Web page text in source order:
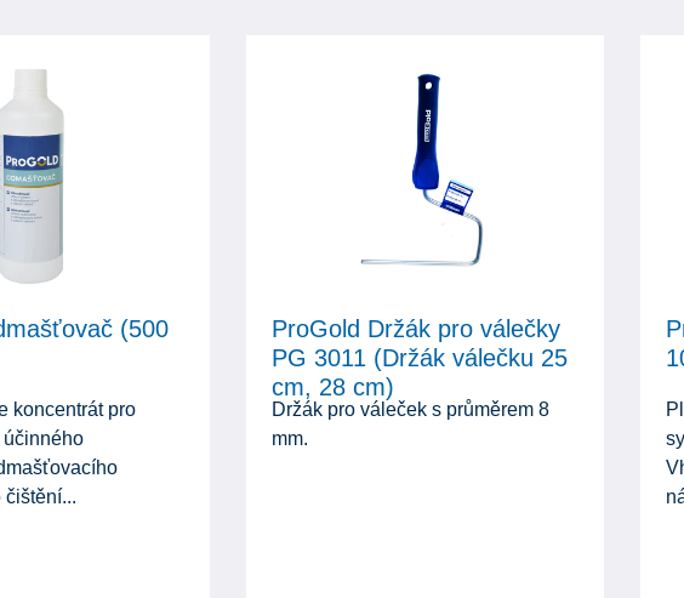
(500
koncentrát pro
účinného
čištění...
ProGold Držák pro válečky
PG 3011 (Držák válečku 25
cm, 28 cm)
Držák pro váleček s průměrem 8
mm.